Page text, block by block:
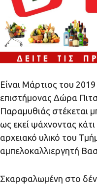
Είναι Μάρτιος του
επιστήμονας Δώρα
Παραμυθιάς στέκεται
ως εκεί ψάχνοντας
αρχειακό υλικό του
αμπελοκαλλιεργητή
Σκαρφαλωμένη στο